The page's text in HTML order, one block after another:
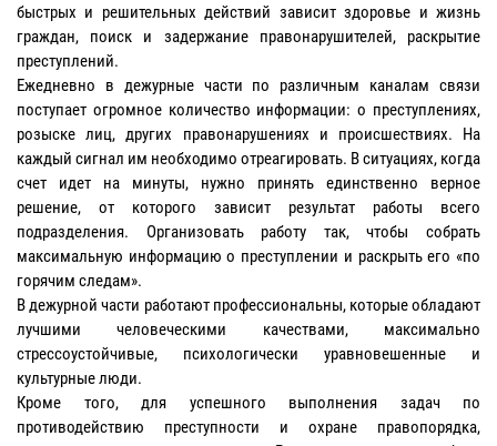
быстрых и решительных действий зависит здоровье и жизнь
граждан, поиск и задержание правонарушителей, раскрытие
преступлений.
Ежедневно в дежурные части по различным каналам связи
поступает огромное количество информации: о преступлениях,
розыске лиц, других правонарушениях и происшествиях. На
каждый сигнал им необходимо отреагировать. В ситуациях, когда
счет идет на минуты, нужно принять единственно верное
решение, от которого зависит результат работы всего
подразделения. Организовать работу так, чтобы собрать
максимальную информацию о преступлении и раскрыть его «по
горячим следам».
В дежурной части работают профессиональны, которые обладают
лучшими человеческими качествами, максимально
стрессоустойчивые, психологически уравновешенные и
культурные люди.
Кроме того, для успешного выполнения задач по
противодействию преступности и охране правопорядка,